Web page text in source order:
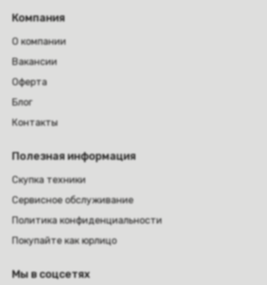
Компания
О компании
Вакансии
Оферта
Блог
Контакты
Полезная информация
Скупка техники
Сервисное обслуживание
Политика конфиденциальности
Покупайте как юрлицо
Мы в соцсетях